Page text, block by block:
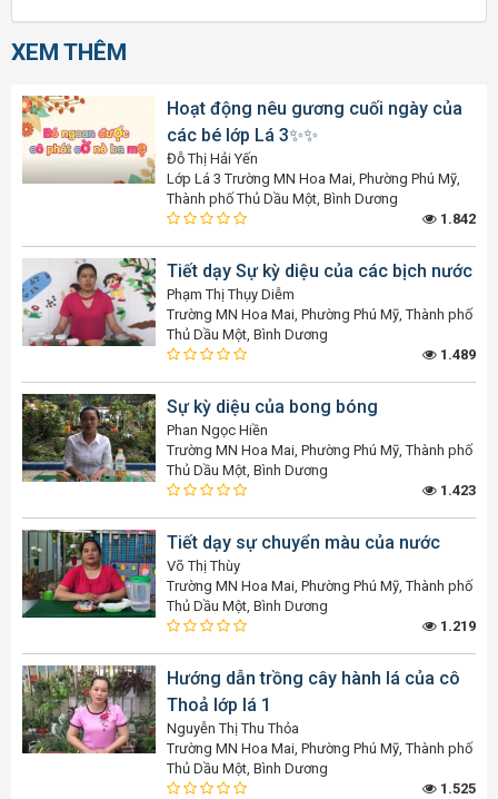
XEM THÊM
Hoạt động nêu gương cuối ngày của
các bé lớp Lá 3✨️✨️
Đỗ Thị Hải Yến
Lớp Lá 3 Trường MN Hoa Mai, Phường Phú Mỹ,
Thành phố Thủ Dầu Một, Bình Dương
1.842
Tiết dạy Sự kỳ diệu của các bịch nước
Phạm Thị Thụy Diễm
Trường MN Hoa Mai, Phường Phú Mỹ, Thành phố
Thủ Dầu Một, Bình Dương
1.489
Sự kỳ diệu của bong bóng
Phan Ngọc Hiền
Trường MN Hoa Mai, Phường Phú Mỹ, Thành phố
Thủ Dầu Một, Bình Dương
1.423
Tiết dạy sự chuyển màu của nước
Võ Thị Thùy
Trường MN Hoa Mai, Phường Phú Mỹ, Thành phố
Thủ Dầu Một, Bình Dương
1.219
Hướng dẫn trồng cây hành lá của cô
Thoả lớp lá 1
Nguyễn Thị Thu Thỏa
Trường MN Hoa Mai, Phường Phú Mỹ, Thành phố
Thủ Dầu Một, Bình Dương
1.525